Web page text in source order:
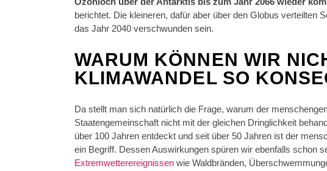
berichtet. Die kleineren, dafür aber über den Globus verteilten
das Jahr 2040 verschwunden sein.
WARUM KÖNNEN WIR
KLIMAWANDEL SO
Da stellt man sich natürlich die Frage, warum der
Staatengemeinschaft nicht mit der gleichen Dringlichkeit
über 100 Jahren entdeckt und seit über 50 Jahren ist der
ein Begriff. Dessen Auswirkungen spüren wir ebenfalls schon
Extremwetterereignissen wie Waldbränden,